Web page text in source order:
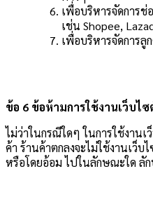
เพื่อบริหารจัดการช่
เช่น Shopee,
เพื่อบริหารจัดการลู
ข้อ 6 ข้อห้ามการใช้งานเว็บไ
ไม่ว่าในกรณีใดๆ ในการใช้งาน
ค้า ร้านค้าตกลงจะไม่ใช้งานเว็
หรือโดยอ้อม ไปในลักษณะใด ลั